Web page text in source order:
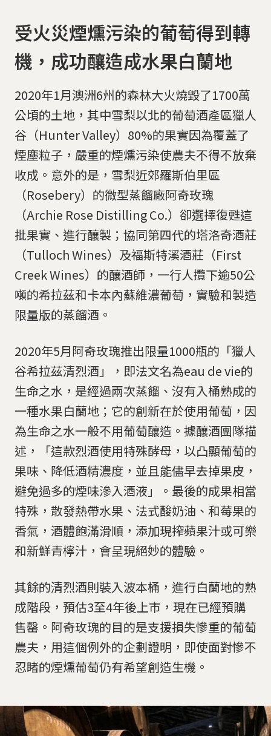
受火災煙燻污染的葡萄得到轉
機，成功釀造成水果白蘭地
2020年1月澳洲6州的森林大火燒毀了1700萬
公頃的土地，其中雪梨以北的葡萄酒產區獵人
谷（Hunter Valley）80%的果實因為覆蓋了
煙塵粒子，嚴重的煙燻污染使農夫不得不放棄
收成。意外的是，雪梨近郊羅斯伯里區
（Rosebery）的微型蒸餾廠阿奇玫瑰
（Archie Rose Distilling Co.）卻選擇復甦這
批果實、進行釀製；協同第四代的塔洛奇酒莊
（Tulloch Wines）及福斯特溪酒莊（First
Creek Wines）的釀酒師，一行人攬下逾50公
噸的希拉茲和卡本內蘇維濃葡萄，實驗和製造
限量版的蒸餾酒。
2020年5月阿奇玫瑰推出限量1000瓶的「獵人
谷希拉茲清烈酒」，即法文名為eau de vie的
生命之水，是經過兩次蒸餾、沒有入桶熟成的
一種水果白蘭地；它的創新在於使用葡萄，因
為生命之水一般不用葡萄釀造。據釀酒團隊描
述，「這款烈酒使用特殊酵母，以凸顯葡萄的
果味、降低酒精濃度，並且能儘早去掉果皮，
避免過多的煙味滲入酒液」。最後的成果相當
特殊，散發熱帶水果、法式酸奶油、和莓果的
香氣，酒體飽滿滑順，添加現搾蘋果汁或可樂
和新鮮青檸汁，會呈現絕妙的體驗。
其餘的清烈酒則裝入波本桶，進行白蘭地的熟
成階段，預估3至4年後上市，現在已經預購
售罄。阿奇玫瑰的目的是支援損失慘重的葡萄
農夫，用這個例外的企劃證明，即使面對慘不
忍睹的煙燻葡萄仍有希望創造生機。